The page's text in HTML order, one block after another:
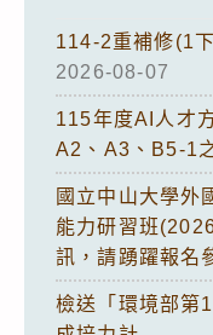
114-2重補修(1
2026-08-07
115年度AI人才
A2、A3、B5-1
國立中山大學外
能力研習班
訊，請踴躍報名
檢送「環境部第